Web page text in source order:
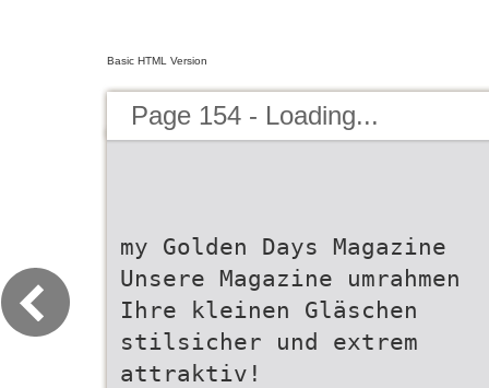
Basic HTML Version
Page 154 - Loading...
my Golden Days Magazine
Unsere Magazine umrahmen
Ihre kleinen Gläschen
stilsicher und extrem
attraktiv!